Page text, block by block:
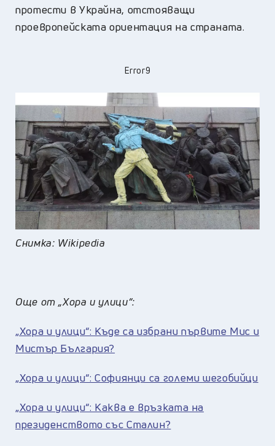
протести в Украйна, отстояващи
проевропейската ориентация на страната.
Error9
Снимка: Wikipedia
Още от „Хора и улици“:
„Хора и улици“: Къде са избрани първите Мис и
Мистър България?
„Хора и улици“: Софиянци са големи шегобийци
„Хора и улици“: Каква е връзката на
президенството със Сталин?